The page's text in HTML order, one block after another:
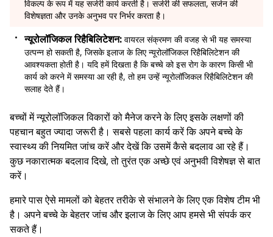
विकल्प के रूप में यह सर्जरी कार्य करती है। सर्जरी की सफलता, सर्जन की
विशेषज्ञता और उनके अनुभव पर निर्भर करता है।
न्यूरोलॉजिकल रिहैबिलिटेशन: वायरल संक्रमण की वजह से भी यह समस्या
उत्पन्न हो सकती है, जिसके इलाज के लिए न्यूरोलॉजिकल रिहैबिलिटेशन की
आवश्यकता होती है। यदि हमें दिखता है कि बच्चे को इस रोग के कारण किसी भी
कार्य को करने में समस्या आ रही है, तो हम उन्हें न्यूरोलॉजिकल रिहैबिलिटेशन की
सलाह देते हैं।
बच्चों में न्यूरोलॉजिकल विकारों को मैनेज करने के लिए इसके लक्षणों की
पहचान बहुत ज्यादा जरूरी है। सबसे पहला कार्य करें कि अपने बच्चे के
स्वास्थ्य की नियमित जांच करें और देखें कि उसमें कैसे बदलाव आ रहे हैं।
कुछ नकारात्मक बदलाव दिखे, तो तुरंत एक अच्छे एवं अनुभवी विशेषज्ञ से बात
करें।
हमारे पास ऐसे मामलों को बेहतर तरीके से संभालने के लिए एक विशेष टीम भी
है। अपने बच्चे के बेहतर जांच और इलाज के लिए आप हमसे भी संपर्क कर
सकते हैं।